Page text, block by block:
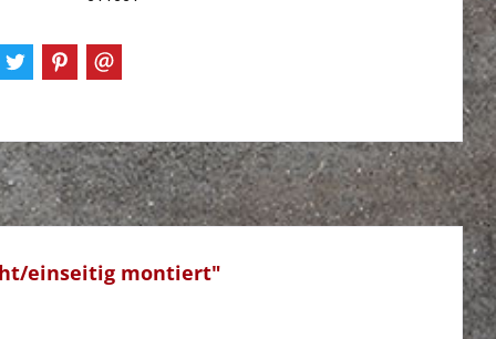
einseitig montiert"